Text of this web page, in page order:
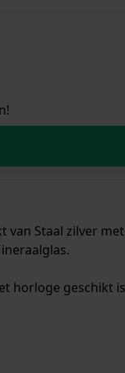
Staal zilver
horloge